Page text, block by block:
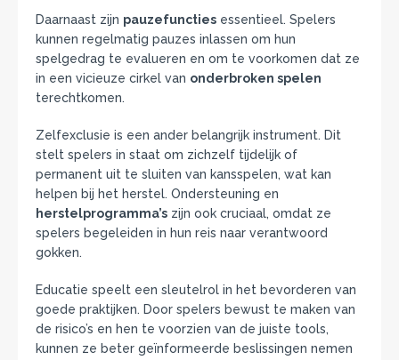
Daarnaast zijn pauzefuncties essentieel. Spelers
kunnen regelmatig pauzes inlassen om hun
spelgedrag te evalueren en om te voorkomen dat ze
in een vicieuze cirkel van onderbroken spelen
terechtkomen.
Zelfexclusie is een ander belangrijk instrument. Dit
stelt spelers in staat om zichzelf tijdelijk of
permanent uit te sluiten van kansspelen, wat kan
helpen bij het herstel. Ondersteuning en
herstelprogramma’s zijn ook cruciaal, omdat ze
spelers begeleiden in hun reis naar verantwoord
gokken.
Educatie speelt een sleutelrol in het bevorderen van
goede praktijken. Door spelers bewust te maken van
de risico’s en hen te voorzien van de juiste tools,
kunnen ze beter geïnformeerde beslissingen nemen